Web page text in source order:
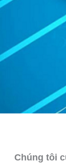
Chúng tôi